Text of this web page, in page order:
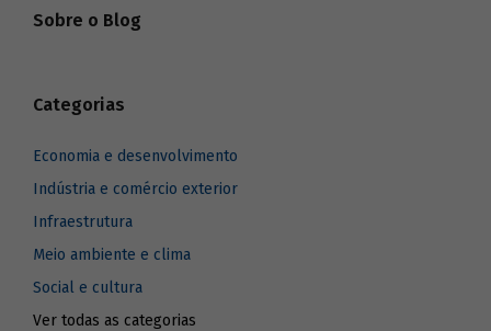
Sobre o Blog
Categorias
Economia e desenvolvimento
Indústria e comércio exterior
Infraestrutura
Meio ambiente e clima
Social e cultura
Ver todas as categorias